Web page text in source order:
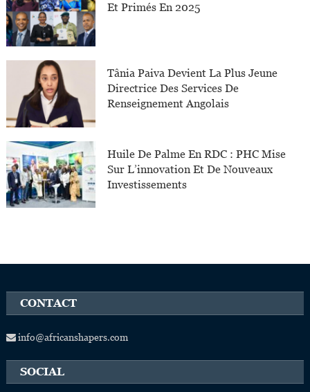
Et Primés En 2025
Tânia Paiva Devient La Plus Jeune
Directrice Des Services De
Renseignement Angolais
Huile De Palme En RDC : PHC Mise
Sur L’innovation Et De Nouveaux
Investissements
CONTACT
info@africanshapers.com
SOCIAL